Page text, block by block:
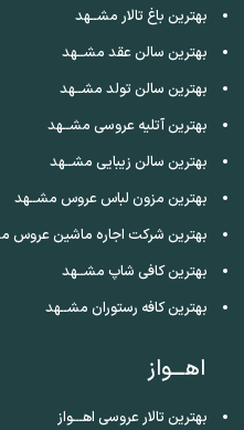
بهترین باغ تالار مشــهد
بهترین سالن عقد مشــهد
بهترین سالن تولد مشــهد
بهترین آتلیه عروسی مشــهد
بهترین سالن زیبایی مشــهد
بهترین مزون لباس عروس مشــهد
بهترین شرکت اجاره ماشین عروس
بهترین کافی شاپ مشــهد
بهترین کافه رستوران مشــهد
اهـــواز
بهترین تالار عروسی اهـــواز